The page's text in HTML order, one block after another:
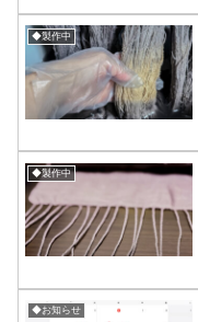
◆製作中
◆製作中
◆お知らせ